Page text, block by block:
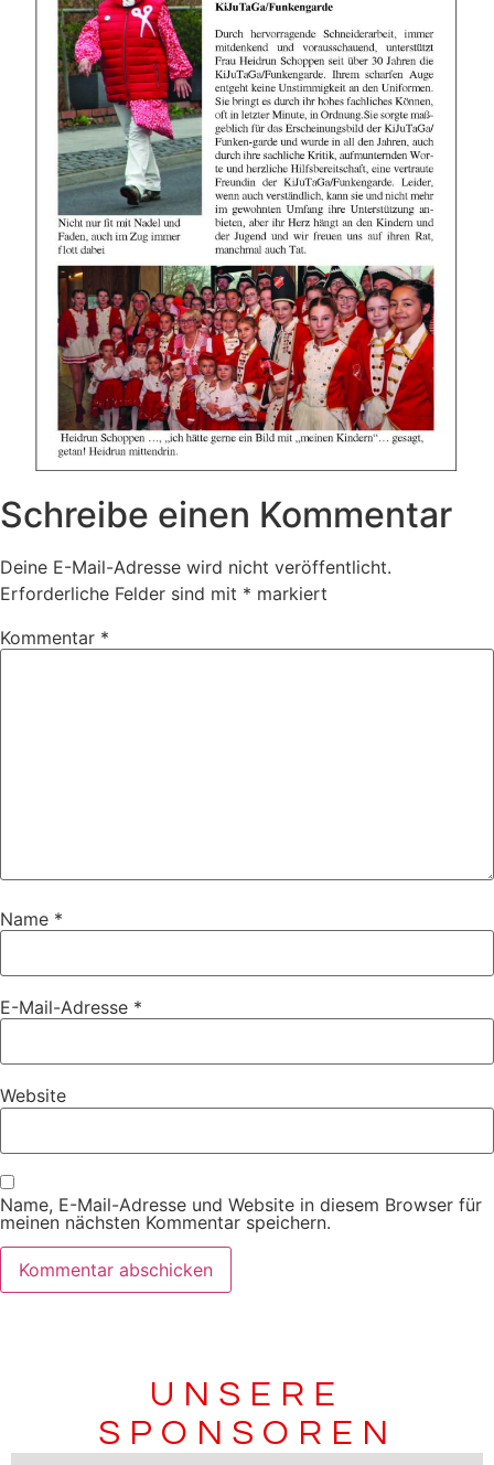
Schreibe einen Kommentar
Deine E-Mail-Adresse wird nicht veröffentlicht.
Erforderliche Felder sind mit * markiert
Kommentar *
Name *
E-Mail-Adresse *
Website
Name, E-Mail-Adresse und Website in diesem Browser für
meinen nächsten Kommentar speichern.
UNSERE
SPONSOREN